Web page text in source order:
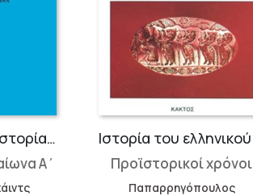
Η εγκληματική ιστορία του χριστιανισμού 5
Α΄ Προϊστορικοί χρόνοι
Παπαρρηγόπουλος